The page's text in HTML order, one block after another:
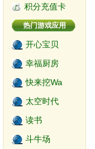
积分充值卡
热门游戏应用
开心宝贝
幸福厨房
快来挖Wa
太空时代
读书
斗牛场